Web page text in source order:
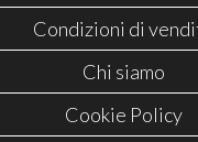
Condizioni di
Chi siamo
Cookie Policy